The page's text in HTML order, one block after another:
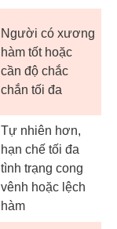
Người có xương
hàm tốt hoặc
cần độ chắc
chắn tối đa
Tự nhiên hơn,
hạn chế tối đa
tình trạng cong
vênh hoặc lệch
hàm